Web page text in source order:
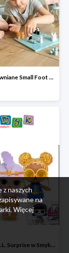
Zabawki drewniane Small Foot do -45%
Nowości L.O.L. Surprise w Smyku do -45%
z naszych
na
Więcej